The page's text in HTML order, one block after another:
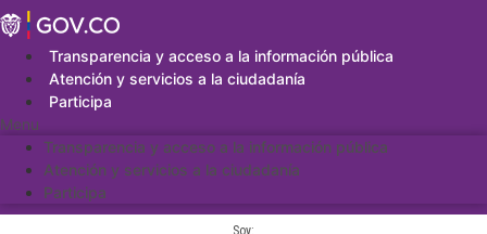
Saltar
al
contenidoTransparencia y acceso a la información pública
Atención y servicios a la ciudadanía
Participa
Menu
Transparencia y acceso a la información pública
Atención y servicios a la ciudadanía
Participa
Soy: